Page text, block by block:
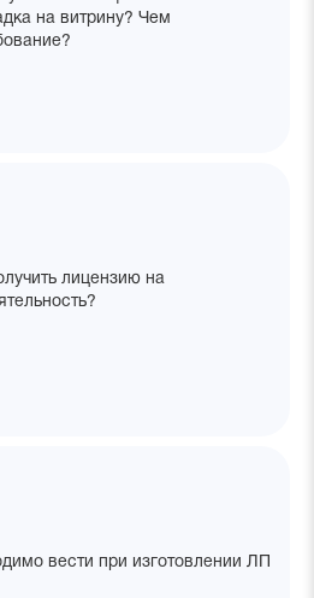
на витрину? Чем
лицензию на
вести при изготовлении ЛП